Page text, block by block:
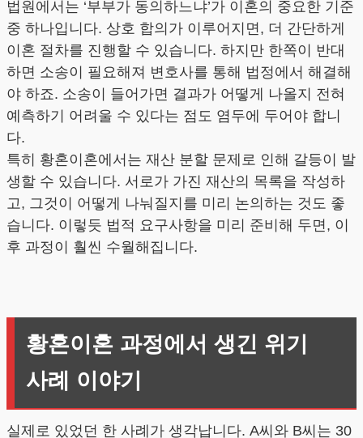
법원에서는 ‘부부가 동의하느냐’가 이혼의 중요한 기준
중 하나입니다. 상호 합의가 이루어지면, 더 간단하게
이혼 절차를 진행할 수 있습니다. 하지만 한쪽이 반대
하면 소송이 필요해져 변호사를 통해 법정에서 해결해
야 하죠. 소송이 들어가면 결과가 어떻게 나올지 전혀
예측하기 어려울 수 있다는 점도 염두에 두어야 합니
다.
특히 황혼이혼에서는 재산 분할 문제로 인해 갈등이 발
생할 수 있습니다. 서로가 가진 재산의 목록을 작성하
고, 그것이 어떻게 나눠질지를 미리 논의하는 것도 좋
습니다. 이렇듯 법적 요구사항을 미리 준비해 두면, 이
후 과정이 훨씬 수월해집니다.
황혼이혼 과정에서 생긴 위기
사례 이야기
실제로 있었던 한 사례가 생각납니다. A씨와 B씨는 30